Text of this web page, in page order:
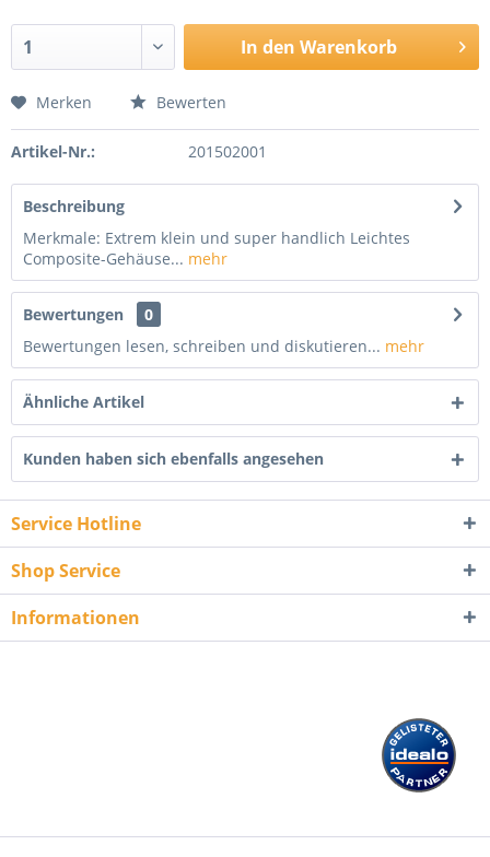
In den Warenkorb
Merken Bewerten
Artikel-Nr.: 201502001
Beschreibung
Merkmale: Extrem klein und super handlich Leichtes
Composite-Gehäuse... mehr
Bewertungen
0
Bewertungen lesen, schreiben und diskutieren... mehr
Ähnliche Artikel
Kunden haben sich ebenfalls angesehen
Service Hotline
Shop Service
Informationen